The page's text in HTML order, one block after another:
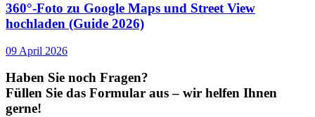
360°-Foto zu Google Maps und Street View
hochladen (Guide 2026)
09 April 2026
Haben Sie noch Fragen?
Füllen Sie das Formular aus – wir helfen Ihnen
gerne!